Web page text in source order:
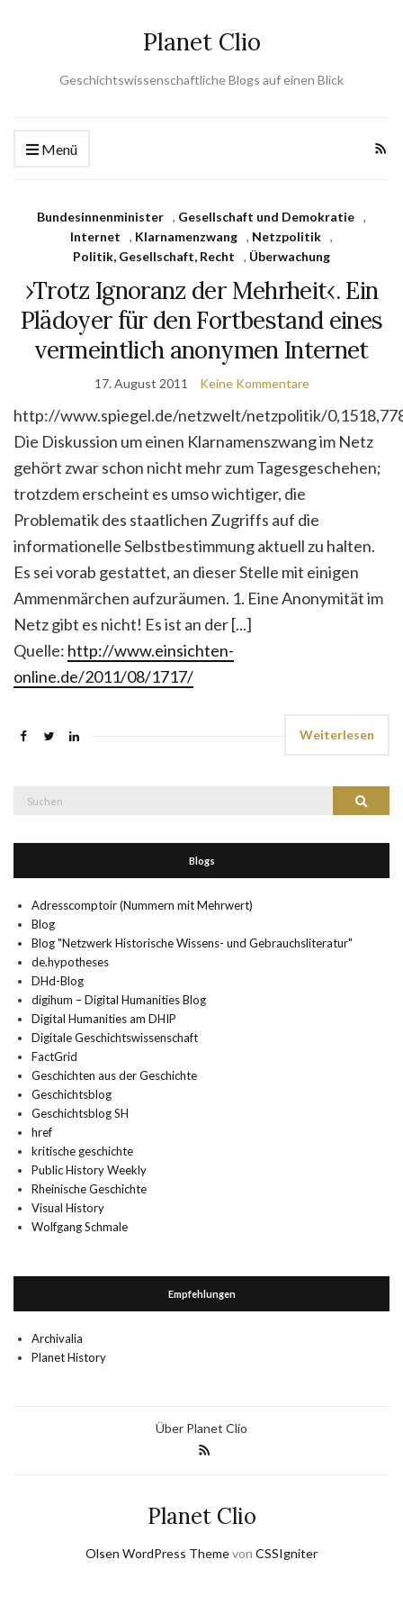
Planet Clio
Geschichtswissenschaftliche Blogs auf einen Blick
Menü
Bundesinnenminister , Gesellschaft und Demokratie ,
Internet
, Klarnamenzwang , Netzpolitik ,
Politik, Gesellschaft, Recht
, Überwachung
›Trotz Ignoranz der Mehrheit‹. Ein
Plädoyer für den Fortbestand eines
vermeintlich anonymen Internet
17. August 2011 Keine Kommentare
http://www.spiegel.de/netzwelt/netzpolitik/
Die Diskussion um einen Klarnamenszwang im Netz
gehört zwar schon nicht mehr zum Tagesgeschehen;
trotzdem erscheint es umso wichtiger, die
Problematik des staatlichen Zugriffs auf die
informationelle Selbstbestimmung aktuell zu halten.
Es sei vorab gestattet, an dieser Stelle mit einigen
Ammenmärchen aufzuräumen. 1. Eine Anonymität im
Netz gibt es nicht! Es ist an der [...]
Quelle: http://www.einsichten-
online.de/2011/08/1717/
Weiterlesen
Suchen
Blogs
Adresscomptoir (Nummern mit Mehrwert)
Blog
Blog "Netzwerk Historische Wissens- und Gebrauchsliteratur"
de.hypotheses
DHd-Blog
digihum – Digital Humanities Blog
Digital Humanities am DHIP
Digitale Geschichtswissenschaft
FactGrid
Geschichten aus der Geschichte
Geschichtsblog
Geschichtsblog SH
href
kritische geschichte
Public History Weekly
Rheinische Geschichte
Visual History
Wolfgang Schmale
Empfehlungen
Archivalia
Planet History
Über Planet Clio
Planet Clio
Olsen WordPress Themevon CSSIgniter